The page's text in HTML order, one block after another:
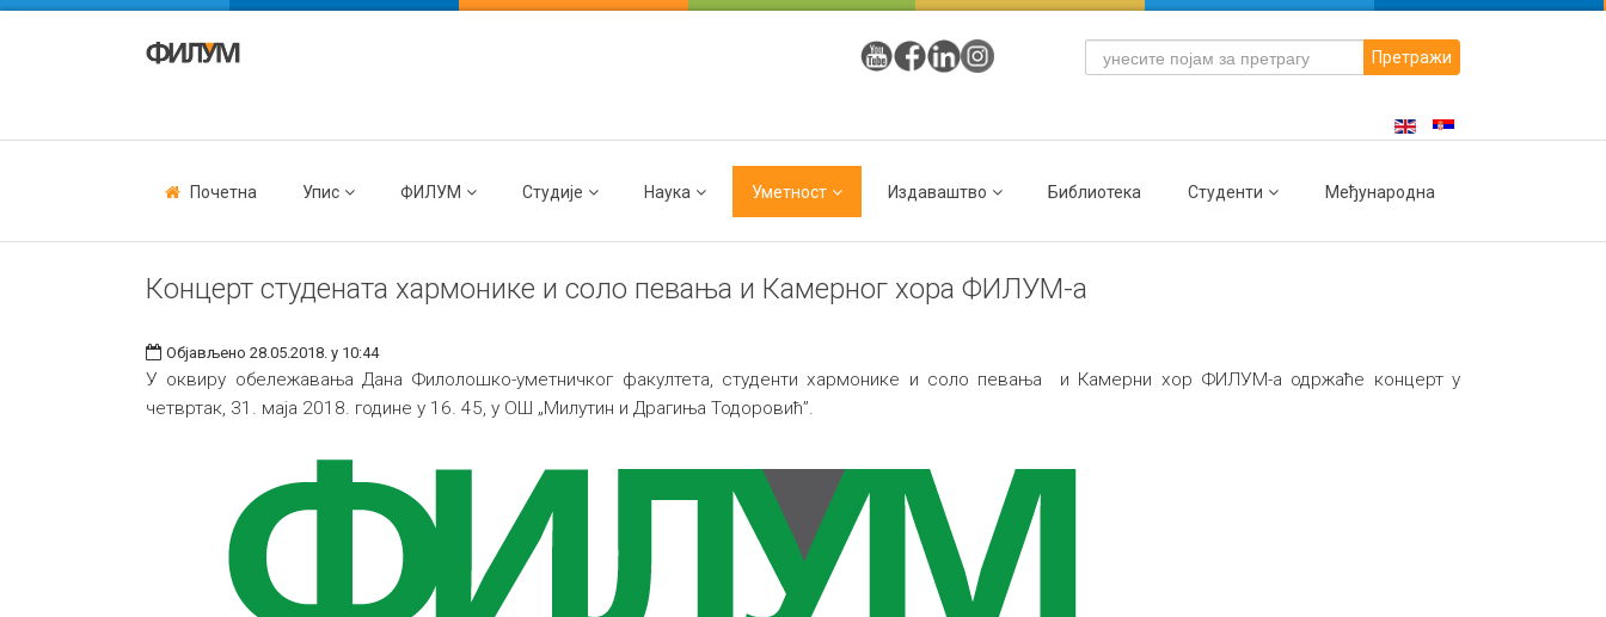
Претражи
Почетна Упис ФИЛУМ Студије Наука Уметност Издаваштво Библиотека Студенти Међународна
Концерт студената хармонике и соло певања и Камерног хора ФИЛУМ-а
Објављено 28.05.2018. у 10:44
У оквиру обележавања Дана Филолошко-уметничког факултета, студенти хармонике и соло певања и Камерни хор ФИЛУМ-а одржаће концерт у
четвртак, 31. маја 2018. године у 16. 45, у ОШ „Милутин и Драгиња Тодоровић”.